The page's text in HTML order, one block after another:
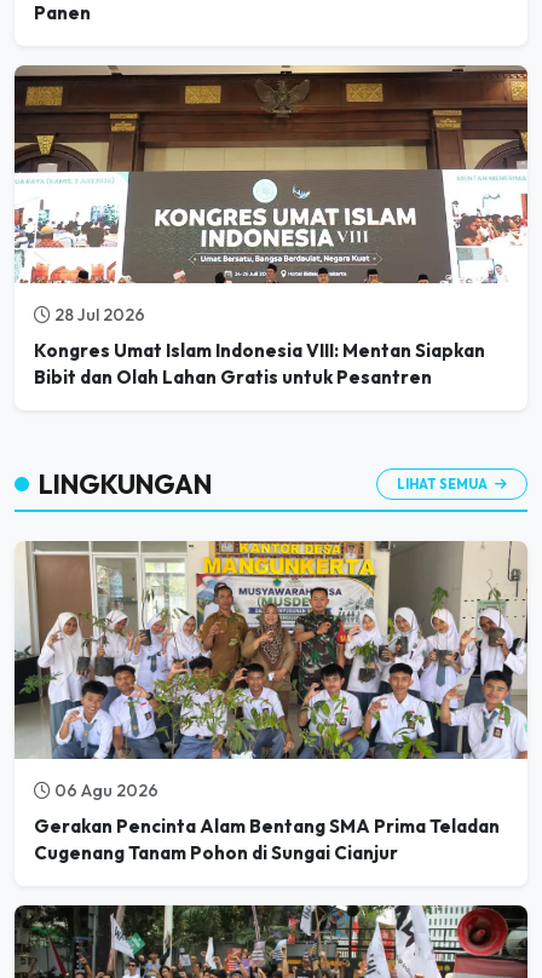
Panen
28 Jul 2026
Kongres Umat Islam Indonesia VIII: Mentan Siapkan
Bibit dan Olah Lahan Gratis untuk Pesantren
LINGKUNGAN LIHAT SEMUA
06 Agu 2026
Gerakan Pencinta Alam Bentang SMA Prima Teladan
Cugenang Tanam Pohon di Sungai Cianjur